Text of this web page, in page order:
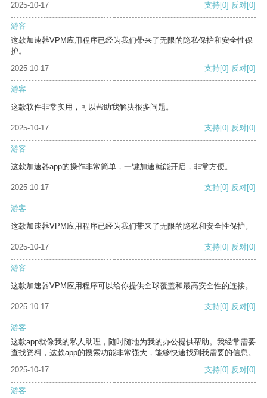
2025-10-17
支持[0] 反对[0]
游客
这款加速器VPM应用程序已经为我们带来了无限的隐私保护和安全性保
护。
2025-10-17
支持[0] 反对[0]
游客
这款软件非常实用，可以帮助我解决很多问题。
2025-10-17 支持[0] 反对[0]
游客
这款加速器app的操作非常简单，一键加速就能开启，非常方便。
2025-10-17 支持[0] 反对[0]
游客
这款加速器VPM应用程序已经为我们带来了无限的隐私和安全性保护。
2025-10-17 支持[0] 反对[0]
游客
这款加速器VPM应用程序可以给你提供全球覆盖和最高安全性的连接。
2025-10-17 支持[0] 反对[0]
游客
这款app就像我的私人助理，随时随地为我的办公提供帮助。我经常需要
查找资料，这款app的搜索功能非常强大，能够快速找到我需要的信息。
2025-10-17
支持[0] 反对[0]
游客